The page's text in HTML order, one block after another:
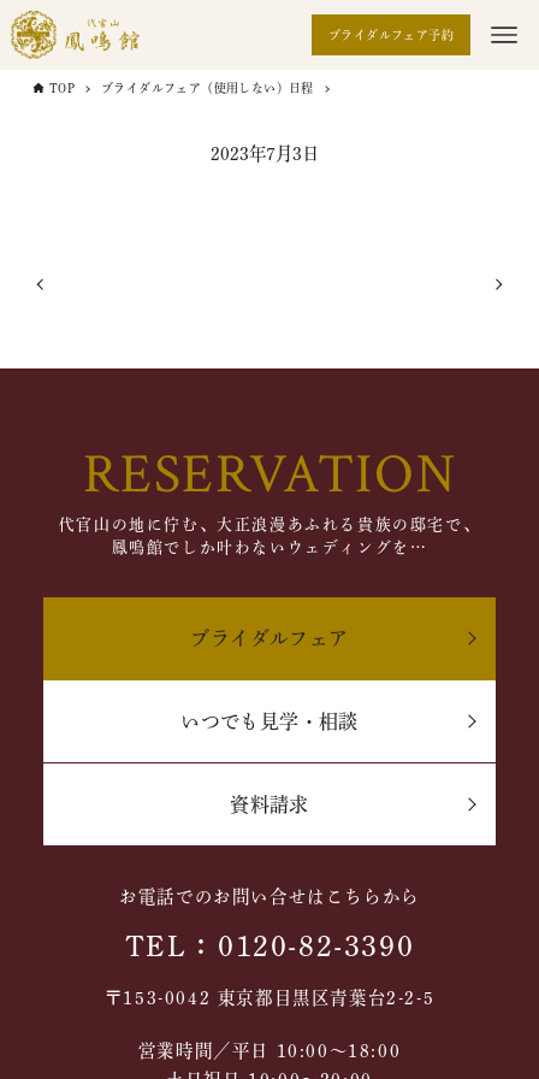
ブライダルフェア予約
TOP ブライダルフェア（使用しない）日程
2023年7月3日
RESERVATION
代官山の地に佇む、大正浪漫あふれる貴族の邸宅で、
鳳鳴館でしか叶わないウェディングを…
ブライダルフェア
いつでも見学・相談
資料請求
お電話でのお問い合せはこちらから
TEL：0120-82-3390
〒153-0042 東京都目黒区青葉台2-2-5
営業時間／平日 10:00～18:00